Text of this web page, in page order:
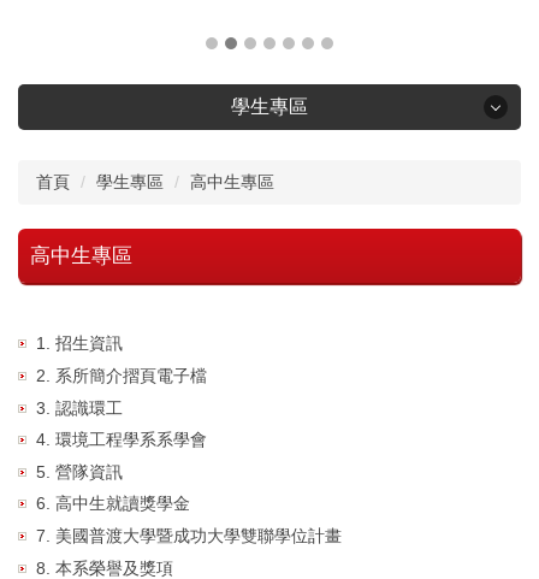
學生專區
學生專區
大學部畢業門檻及課程查詢
研究生手冊
獎學金資訊
學生赴外資訊
首頁 學生專區 高中生專區
高中生專區
1. 招生資訊
2. 系所簡介摺頁電子檔
3. 認識環工
4. 環境工程學系系學會
5. 營隊資訊
6. 高中生就讀獎學金
7. 美國普渡大學暨成功大學雙聯學位計畫
8. 本系榮譽及獎項